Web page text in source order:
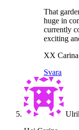
That
huge in
currently
exciting
XX Carina
Svara